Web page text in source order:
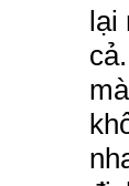
lại